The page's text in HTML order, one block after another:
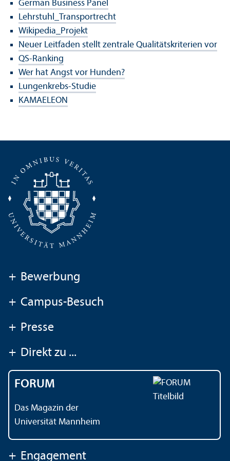
German Business Panel
Lehr­stuhl_Trans­portrecht
Wikipedia_Projekt
Neuer Leitfaden stellt zentrale Qualitätskriterien vor
QS-Ranking
Wer hat Angst vor Hunden?
Lungenkrebs-Studie
KAMAELEON
+ Bewerbung
+ Campus-Besuch
+ Presse
+ Direkt zu ...
FORUM
Das Magazin der
Universität Mannheim
+ Engagement